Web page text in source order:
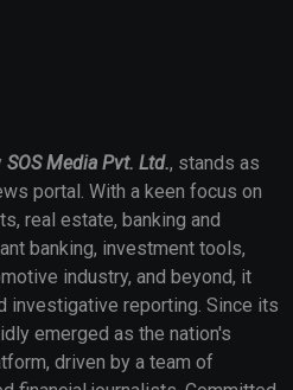
SOS Media Pvt. Ltd., stands as
portal. With a keen focus on
real estate, banking and
banking, investment tools,
industry, and beyond, it
investigative reporting. Since its
emerged as the nation's
driven by a team of